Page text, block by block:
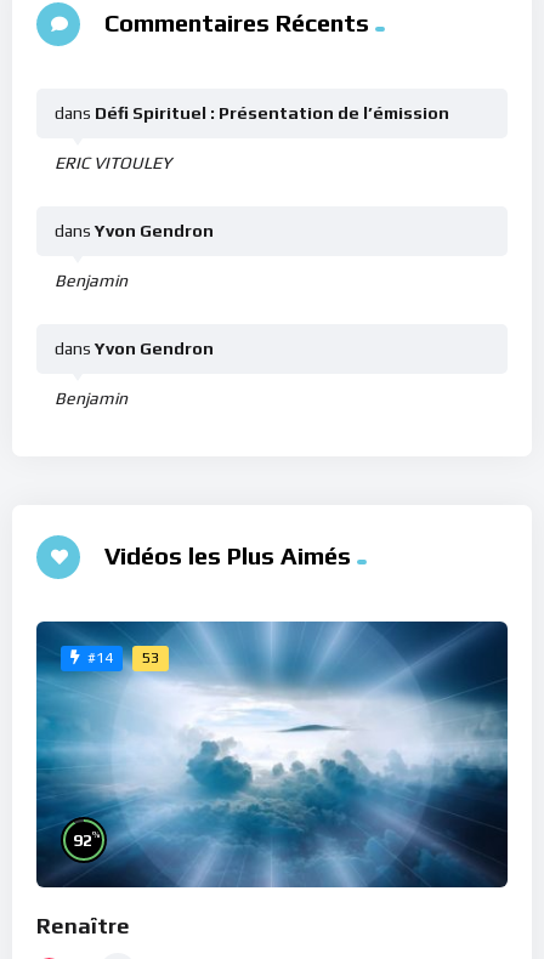
Commentaires Récents
ERIC VITOULEY
dans Défi Spirituel : Présentation de l’émission
Benjamin
dans Yvon Gendron
Benjamin
dans Yvon Gendron
Vidéos les Plus Aimés
#14 53
92%
Renaître